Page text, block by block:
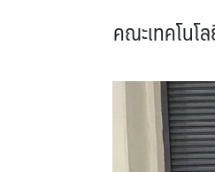
คณะเทคโนโ